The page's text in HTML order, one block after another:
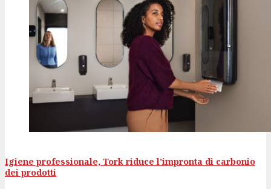
Igiene professionale, Tork riduce l’impronta di carbonio
dei prodotti